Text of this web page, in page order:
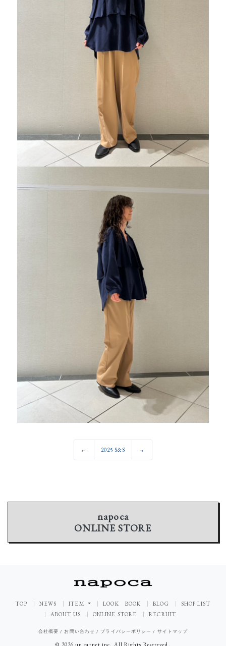
← 2025 S&S →
napoca
ONLINE STORE
TOP NEWS ITEM LOOK BOOK BLOG
SHOP LIST
ABOUT US
ONLINE STORE RECRUIT
会社概要 /お問い合わせ / プライバシーポリシー / サイトマップ
© 2026 un carnet inc. All Rights Resereved.